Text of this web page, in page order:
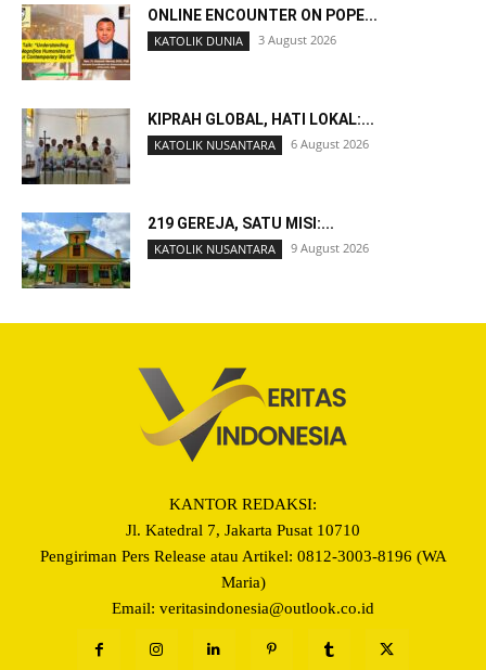
ONLINE ENCOUNTER ON POPE...
KATOLIK DUNIA 3 August 2026
KIPRAH GLOBAL, HATI LOKAL:...
KATOLIK NUSANTARA 6 August 2026
219 GEREJA, SATU MISI:...
KATOLIK NUSANTARA 9 August 2026
KANTOR REDAKSI:
Jl. Katedral 7, Jakarta Pusat 10710
Pengiriman Pers Release atau Artikel: 0812-3003-8196 (WA
Maria)
Email: veritasindonesia@outlook.co.id